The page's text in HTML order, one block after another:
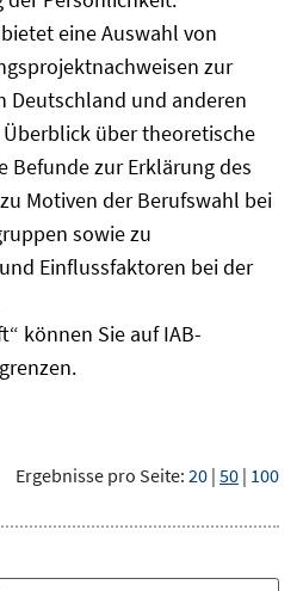
eine Auswahl von
zur
Deutschland und anderen
über theoretische
Befunde zur Erklärung des
Motiven der Berufswahl bei
sowie zu
Einflussfaktoren bei der
können Sie auf IAB-
Ergebnisse pro Seite: 20 | 50 | 100